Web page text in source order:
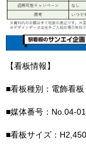
【看板情報】
■看板種別：電飾看板
■媒体番号：No.04-
■看板サイズ：